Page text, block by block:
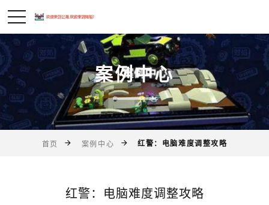
案例中心
首页 案例中心 红警：电脑难度调整攻略
红警：电脑难度调整攻略